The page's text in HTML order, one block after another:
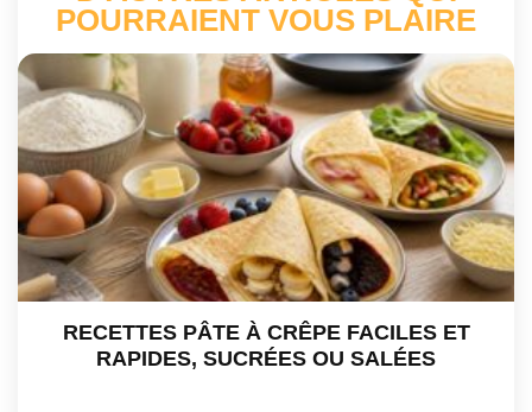
POURRAIENT VOUS PLAIRE
RECETTES PÂTE À CRÊPE FACILES ET
RAPIDES, SUCRÉES OU SALÉES